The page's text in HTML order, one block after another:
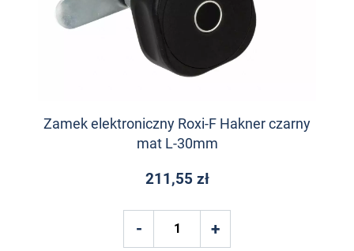
Zamek elektroniczny Roxi-F Hakner czarny
mat L-30mm
211,55 zł